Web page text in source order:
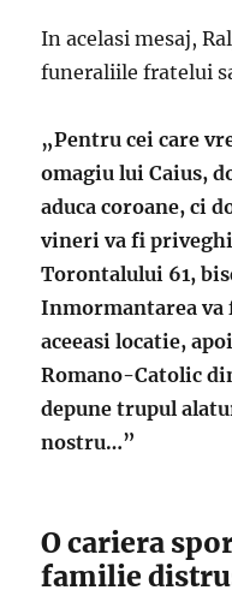
In acelasi mesaj,
funeraliile fratelui
„Pentru cei care
omagiu lui Caius,
aduca coroane, ci
vineri va fi priveghi
Torontalului 61,
Inmormantarea va
aceeasi locatie,
Romano-Catolic
depune trupul
nostru…”
O cariera
familie